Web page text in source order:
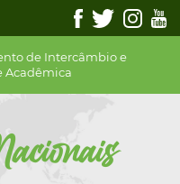
de Intercâmbio e
Acadêmica